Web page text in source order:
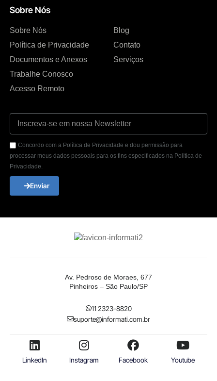
Sobre Nós
Sobre Nós
Política de Privacidade
Documentos e Anexos
Trabalhe Conosco
Acesso Remoto
Blog
Contato
Serviços
Concordo com a Política de Privacidade e dou permissão para
processar meus dados pessoais para os fins especificados na Política de
Privacidade.
Enviar
Av. Pedroso de Moraes, 677
Pinheiros – São Paulo/SP
11 2323-8820
suporte@informati.com.br
LinkedIn Instagram Facebook Youtube